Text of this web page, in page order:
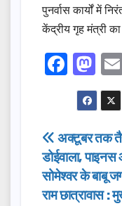
पुनर्वास कार्यों में
केंद्रीय गृह मंत्री
F
a
c
e
b
o
o
M
a
st
o
d
o
n
Post
अक्टूबर तक
डोईवाला,
सोमेश्वर के बाबू
राम छात्रावास :